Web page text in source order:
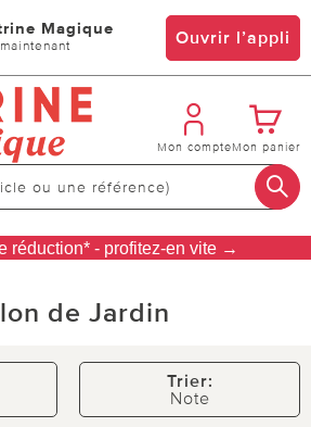
Magique Ouvrir l’appli
Mon compteMon panier
réduction* - profitez-en vite →
de Jardin
Trier:
Note